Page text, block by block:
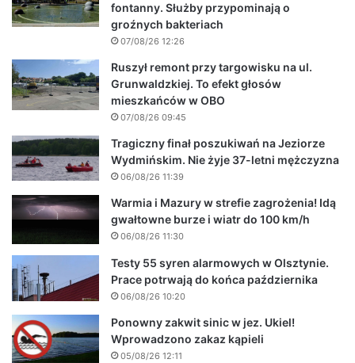
fontanny. Służby przypominają o
groźnych bakteriach
07/08/26 12:26
Ruszył remont przy targowisku na ul.
Grunwaldzkiej. To efekt głosów
mieszkańców w OBO
07/08/26 09:45
Tragiczny finał poszukiwań na Jeziorze
Wydmińskim. Nie żyje 37-letni mężczyzna
06/08/26 11:39
Warmia i Mazury w strefie zagrożenia! Idą
gwałtowne burze i wiatr do 100 km/h
06/08/26 11:30
Testy 55 syren alarmowych w Olsztynie.
Prace potrwają do końca października
06/08/26 10:20
Ponowny zakwit sinic w jez. Ukiel!
Wprowadzono zakaz kąpieli
05/08/26 12:11